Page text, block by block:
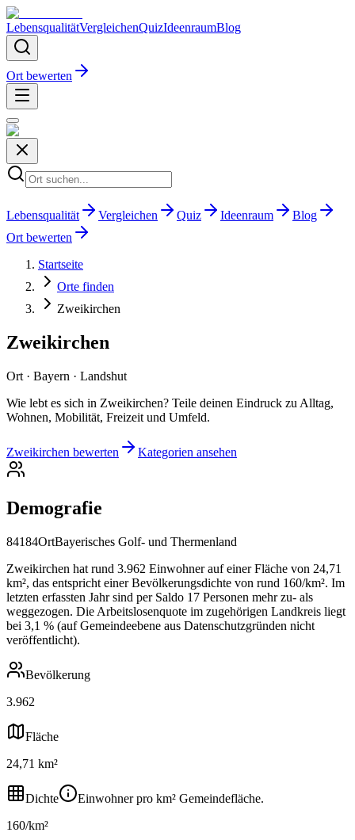
LebensqualitätVergleichenQuizIdeenraumBlog
Ort bewerten
Lebensqualität Vergleichen Quiz Ideenraum
Blog
Ort bewerten
Startseite
Orte finden
Zweikirchen
Zweikirchen
Ort · Bayern · Landshut
Wie lebt es sich in Zweikirchen? Teile deinen Eindruck zu Alltag,
Wohnen, Mobilität, Freizeit und Umfeld.
Zweikirchen bewerten Kategorien ansehen
Demografie
84184OrtBayerisches Golf- und Thermenland
Zweikirchen hat rund 3.962 Einwohner auf einer Fläche von 24,71
km², das entspricht einer Bevölkerungsdichte von rund 160/km². Im
letzten erfassten Jahr sind per Saldo 17 Personen mehr zu- als
weggezogen. Die Arbeitslosenquote im zugehörigen Landkreis liegt
bei 3,1 % (auf Gemeindeebene aus Datenschutzgründen nicht
veröffentlicht).
Bevölkerung
3.962
Fläche
24,71 km²
Dichte
Einwohner pro km² Gemeindefläche.
160/km²